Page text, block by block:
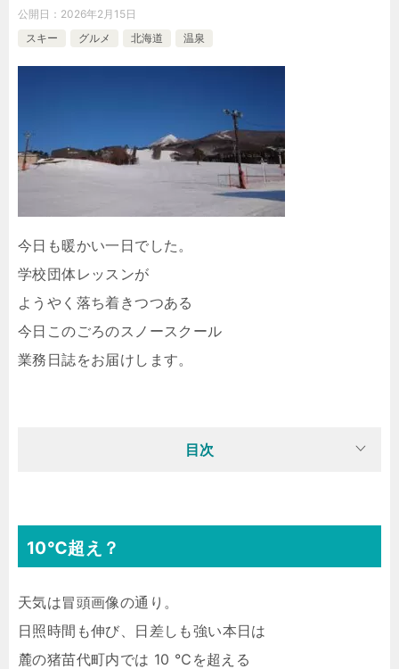
公開日： 2026年2月15日
スキー
グルメ 北海道 温泉
今日も暖かい一日でした。
学校団体レッスンが
ようやく落ち着きつつある
今日このごろのスノースクール
業務日誌をお届けします。
目次
10℃超え？
天気は冒頭画像の通り。
日照時間も伸び、日差しも強い本日は
麓の猪苗代町内では 10 ℃を超える